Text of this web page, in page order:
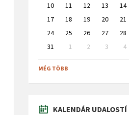
10
11 12 13 14
17
18 19 20 21
24
25 26 27 28
31
1 2 3 4
to
calendar
MÉG TÖBB
KALENDÁR UDALOSTÍ